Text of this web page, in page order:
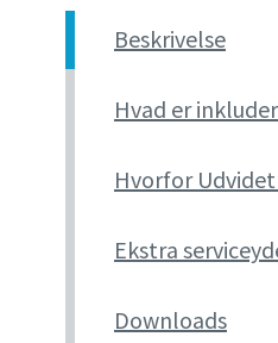
Beskrivelse
Hvad er
Hvorfor
Ekstra
Downloads